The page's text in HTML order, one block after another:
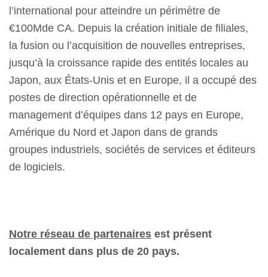
l’international pour atteindre un périmètre de
€100Mde CA. Depuis la création initiale de filiales,
la fusion ou l’acquisition de nouvelles entreprises,
jusqu’à la croissance rapide des entités locales au
Japon, aux États-Unis et en Europe, il a occupé des
postes de direction opérationnelle et de
management d’équipes dans 12 pays en Europe,
Amérique du Nord et Japon dans de grands
groupes industriels, sociétés de services et éditeurs
de logiciels.
Notre réseau de partenaires est présent
localement dans plus de 20 pays.